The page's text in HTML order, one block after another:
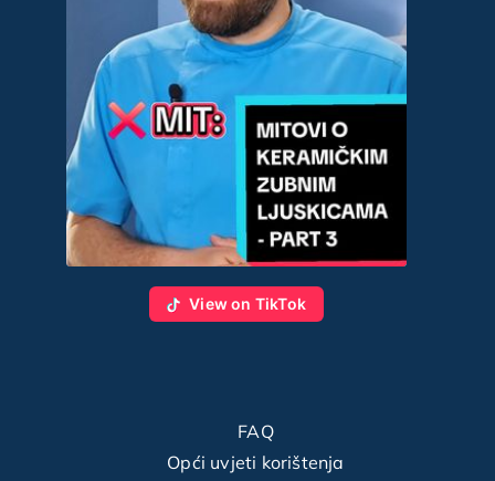
View on TikTok
FAQ
Opći uvjeti korištenja